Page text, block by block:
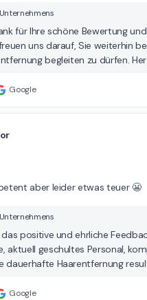
für Ihre schöne Bewertung
uns darauf, Sie weiterhin
begleiten zu dürfen.
Google
aber leider etwas teuer 😬
positive und ehrliche
aktuell geschultes Personal,
dauerhafte Haarentfernung
Haarentfernung, die ein Leben
Google